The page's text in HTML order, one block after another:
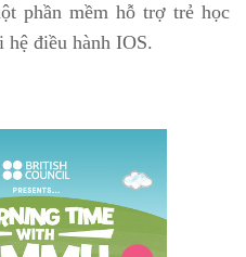
phần mềm hỗ trợ trẻ học
điều hành IOS.